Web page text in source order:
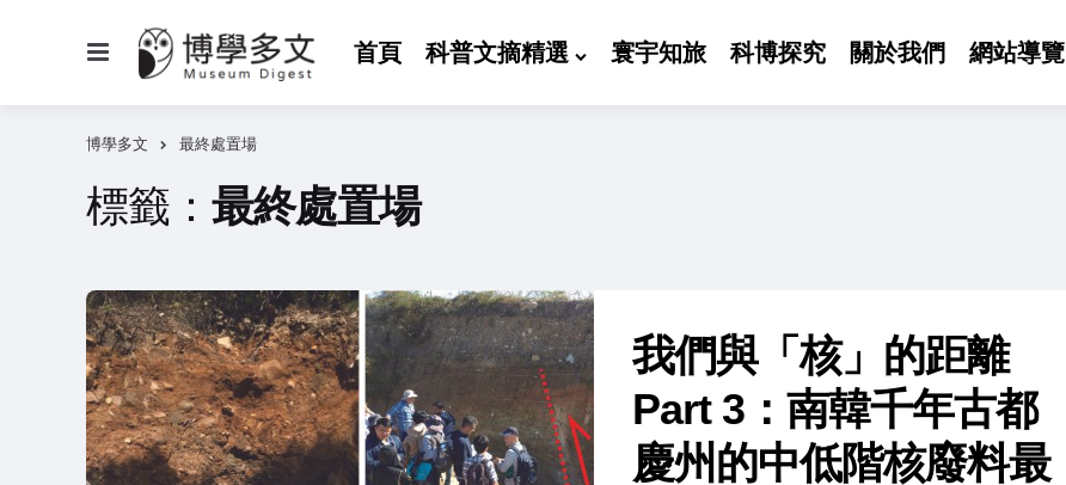
首頁 科普文摘精選 寰宇知旅 科博探究 關於我們 網站導覽
博學多文 最終處置場
標籤： 最終處置場
我們與「核」的距離
Part 3：南韓千年古都
慶州的中低階核廢料最